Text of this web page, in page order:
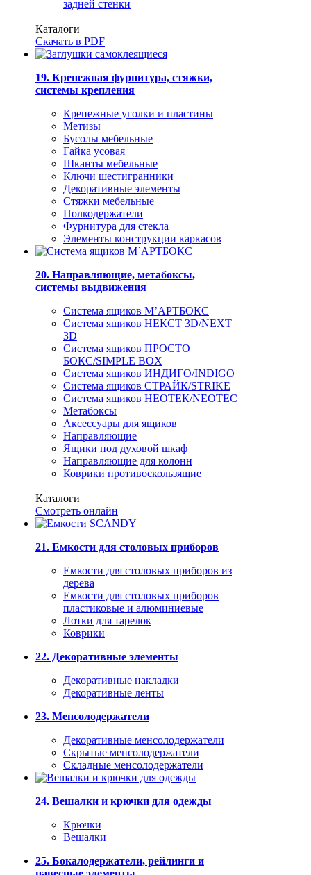
задней стенки
Каталоги
Скачать в PDF
19. Крепежная фурнитура, стяжки,
системы крепления
Крепежные уголки и пластины
Метизы
Бусолы мебельные
Гайка усовая
Шканты мебельные
Ключи шестигранники
Декоративные элементы
Стяжки мебельные
Полкодержатели
Фурнитура для стекла
Элементы конструкции каркасов
20. Направляющие, метабоксы,
системы выдвижения
Система ящиков М’АРТБОКС
Система ящиков НЕКСТ 3D/NEXT
3D
Система ящиков ПРОСТО
БОКС/SIMPLE BOX
Система ящиков ИНДИГО/INDIGO
Система ящиков СТРАЙК/STRIKE
Система ящиков НЕОТЕК/NEOTEC
Метабоксы
Аксессуары для ящиков
Направляющие
Ящики под духовой шкаф
Направляющие для колонн
Коврики противоскользящие
Каталоги
Смотреть онлайн
21. Емкости для столовых приборов
Емкости для столовых приборов из
дерева
Емкости для столовых приборов
пластиковые и алюминиевые
Лотки для тарелок
Коврики
22. Декоративные элементы
Декоративные накладки
Декоративные ленты
23. Менсолодержатели
Декоративные менсолодержатели
Скрытые менсолодержатели
Складные менсолодержатели
24. Вешалки и крючки для одежды
Крючки
Вешалки
25. Бокалодержатели, рейлинги и